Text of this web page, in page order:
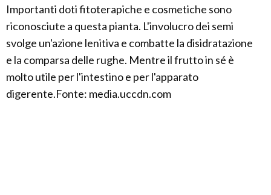
Importanti doti fitoterapiche e cosmetiche sono
riconosciute a questa pianta. L'involucro dei semi
svolge un'azione lenitiva e combatte la disidratazione
e la comparsa delle rughe. Mentre il frutto in sé è
molto utile per l'intestino e per l'apparato
digerente.Fonte: media.uccdn.com